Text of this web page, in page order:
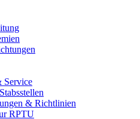
Service
& Richtlinien
RPTU